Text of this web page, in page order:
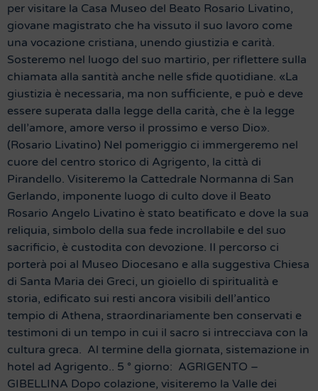
per visitare la Casa Museo del Beato Rosario Livatino,
giovane magistrato che ha vissuto il suo lavoro come
una vocazione cristiana, unendo giustizia e carità.
Sosteremo nel luogo del suo martirio, per riflettere sulla
chiamata alla santità anche nelle sfide quotidiane. «La
giustizia è necessaria, ma non sufficiente, e può e deve
essere superata dalla legge della carità, che è la legge
dell’amore, amore verso il prossimo e verso Dio».
(Rosario Livatino) Nel pomeriggio ci immergeremo nel
cuore del centro storico di Agrigento, la città di
Pirandello. Visiteremo la Cattedrale Normanna di San
Gerlando, imponente luogo di culto dove il Beato
Rosario Angelo Livatino è stato beatificato e dove la sua
reliquia, simbolo della sua fede incrollabile e del suo
sacrificio, è custodita con devozione. Il percorso ci
porterà poi al Museo Diocesano e alla suggestiva Chiesa
di Santa Maria dei Greci, un gioiello di spiritualità e
storia, edificato sui resti ancora visibili dell’antico
tempio di Athena, straordinariamente ben conservati e
testimoni di un tempo in cui il sacro si intrecciava con la
cultura greca. Al termine della giornata, sistemazione in
hotel ad Agrigento.. 5 ° giorno: AGRIGENTO –
GIBELLINA Dopo colazione, visiteremo la Valle dei